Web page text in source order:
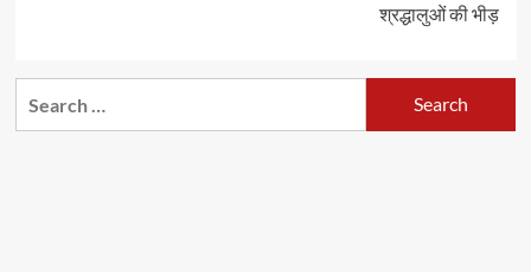
श्रद्धालुओं की भीड़